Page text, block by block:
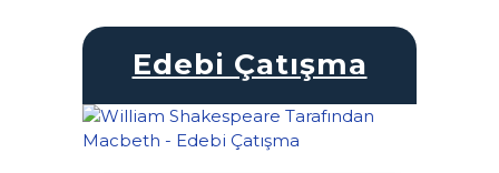
Edebi Çatışma